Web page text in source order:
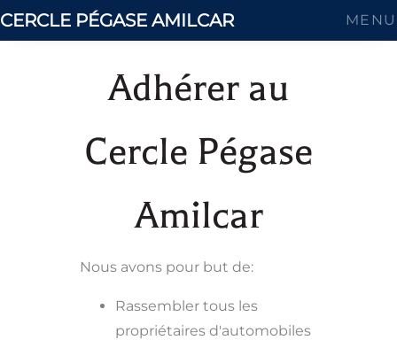
CERCLE PÉGASE AMILCAR MENU
Adhérer au
Cercle Pégase
Amilcar
Nous avons pour but de:
Rassembler tous les
propriétaires d'automobiles